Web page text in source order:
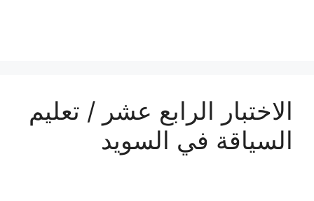
الاختبار الرابع عشر / تعليم
السياقة في السويد